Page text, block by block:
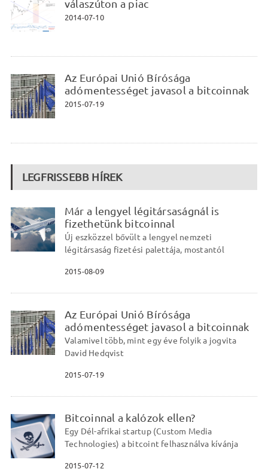
válaszúton a piac
2014-07-10
Az Európai Unió Bírósága
adómentességet javasol a bitcoinnak
2015-07-19
LEGFRISSEBB HÍREK
Már a lengyel légitársaságnál is
fizethetünk bitcoinnal
Új eszközzel bővült a lengyel nemzeti
légitársaság fizetési palettája, mostantól
2015-08-09
Az Európai Unió Bírósága
adómentességet javasol a bitcoinnak
Valamivel több, mint egy éve folyik a jogvita
David Hedqvist
2015-07-19
Bitcoinnal a kalózok ellen?
Egy Dél-afrikai startup (Custom Media
Technologies) a bitcoint felhasználva kívánja
2015-07-12